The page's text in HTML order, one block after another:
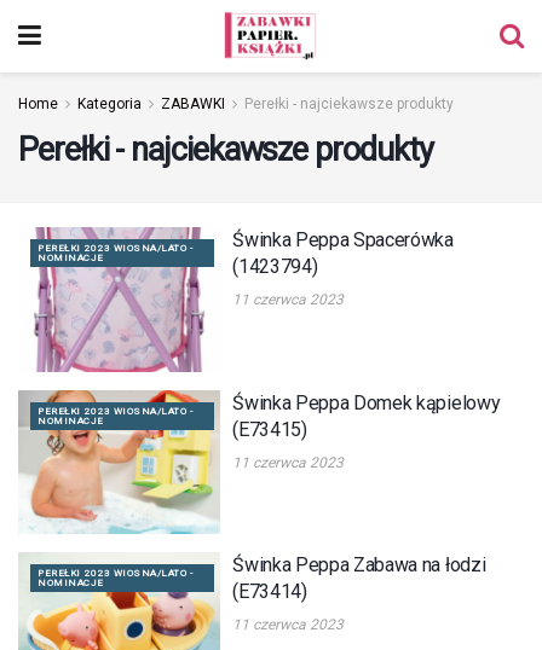
Home Kategoria ZABAWKI Perełki - najciekawsze produkty
Perełki - najciekawsze produkty
PEREŁKI 2023 WIOSNA/LATO -
NOMINACJE
Świnka Peppa Spacerówka
(1423794)
11 czerwca 2023
PEREŁKI 2023 WIOSNA/LATO -
NOMINACJE
Świnka Peppa Domek kąpielowy
(E73415)
11 czerwca 2023
PEREŁKI 2023 WIOSNA/LATO -
NOMINACJE
Świnka Peppa Zabawa na łodzi
(E73414)
11 czerwca 2023